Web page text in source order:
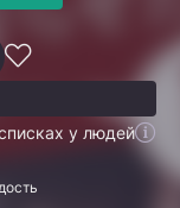
у людей